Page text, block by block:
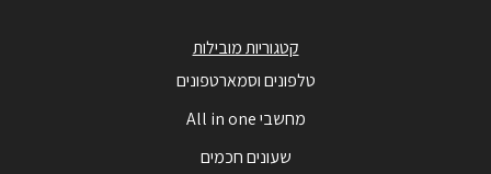
קטגוריות מובילות
טלפונים וסמארטפונים
מחשבי All in one
שעונים חכמים